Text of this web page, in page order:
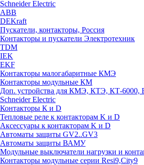
Schneider Electric
ABB
DEKraft
Пускатели, контакторы, Россия
Контакторы и пускатели Электротехник
TDM
IEK
EKF
Контакторы малогабаритные КМЭ
Контакторы модульные КМ
Доп. устройства для КМЭ, КТЭ, КТ-6000,
Schneider Electric
Контакторы К и D
Тепловые реле к контакторам K и D
Аксессуары к контакторам K и D
Автоматы защиты GV2..GV3
Автоматы защиты ВАМУ
Модульные выключатели нагрузки и
Контакторы модульные серии Resi9,City9